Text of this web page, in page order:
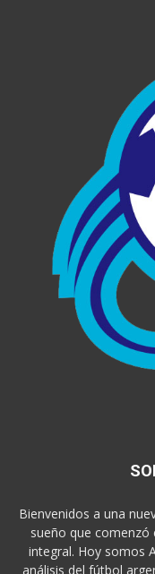
Bienvenidos a una
sueño que
integral. Hoy somos
análisis del fútbol